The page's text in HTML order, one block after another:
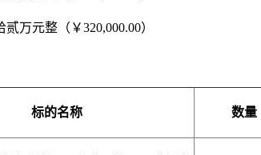
万元整（￥320,000.00）
标的名称 数量